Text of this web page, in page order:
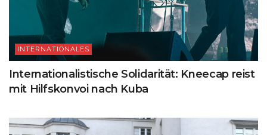
INTERNATIONALES
Internationalistische Solidarität: Kneecap reist
mit Hilfskonvoi nach Kuba